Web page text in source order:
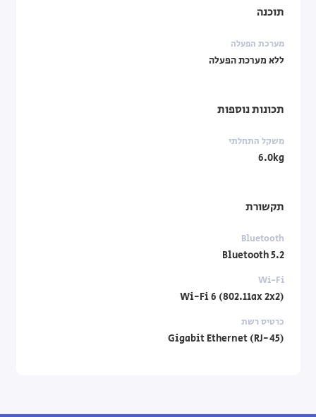
תוכנה
מערכת הפעלה
ללא מערכת הפעלה
תכונות נוספות
משקל התחלתי
6.0kg
תקשורת
Bluetooth
Bluetooth 5.2
Wi-Fi
Wi-Fi 6 (802.11ax 2x2)
כרטיס רשת
Gigabit Ethernet (RJ-45)